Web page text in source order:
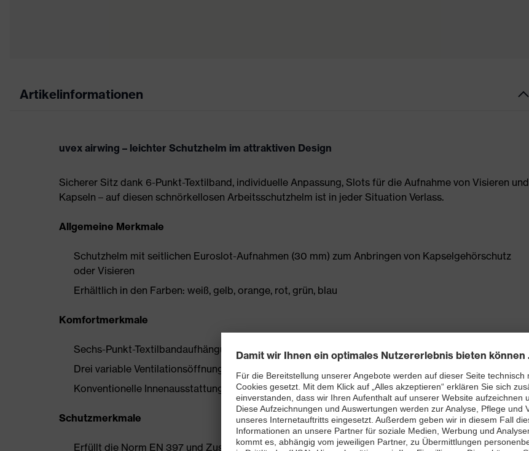
Artikelinformationen
uvex airwing – leichter Schutzhelm im attraktiven Design
Sicherer Sitz dank 6-Punkt-Textilband, individuelle Anpassung, Slots für die Aufnahme von Visieren und
Kapseln – auf diesen schnörkellosen Arbeitsschutzhelm ist in jeder Situation Verlass.
Allgemeine Merkmale
Schutzhelm mit seitlichen Euroslot-Aufnahmen (30 mm) zum Anbringen von Kapselgehörschutz
oder Visieren
Erhältlich in den Farben: weiß, gelb, orange, rot, grün, blau
Komfortmerkmale
Sechs-Punkt-Textilbandaufhängung gewährleistet optimale Passform und Komfort
Drei variable Ventilationsöffnungen für maximale Belüftung
Konventionelle Innenausstattung eine individuelle, bequeme Anpassung
Schutzmerkmale
Erfüllt die Norm EN 397 und Zusatzanforderung für sehr niedrige Temperaturen (-30 °C)